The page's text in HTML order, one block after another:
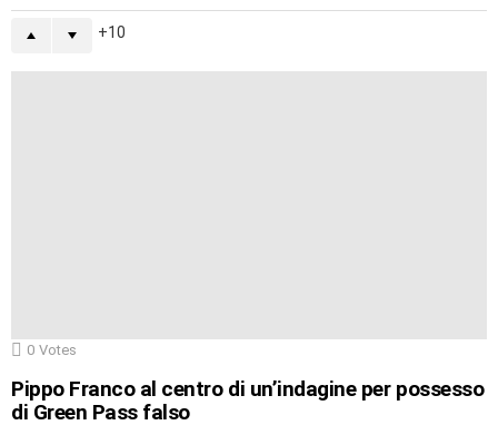
10
0 Votes
Pippo Franco al centro di un’indagine per possesso
di Green Pass falso